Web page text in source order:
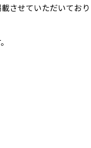
させていただいてお